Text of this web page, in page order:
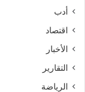
أدب
اقتصاد
الأخبار
التقارير
الرياضة